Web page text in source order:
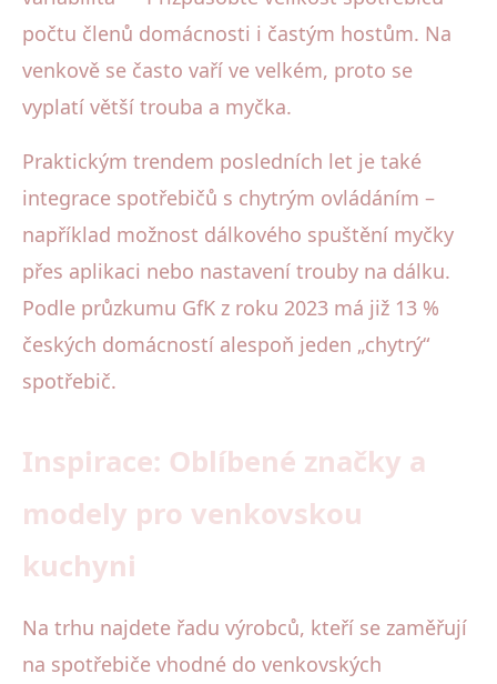
počtu členů domácnosti i častým hostům. Na
venkově se často vaří ve velkém, proto se
vyplatí větší trouba a myčka.
Praktickým trendem posledních let je také
integrace spotřebičů s chytrým ovládáním –
například možnost dálkového spuštění myčky
přes aplikaci nebo nastavení trouby na dálku.
Podle průzkumu GfK z roku 2023 má již 13 %
českých domácností alespoň jeden „chytrý“
spotřebič.
Inspirace: Oblíbené značky a
modely pro venkovskou
kuchyni
Na trhu najdete řadu výrobců, kteří se zaměřují
na spotřebiče vhodné do venkovských